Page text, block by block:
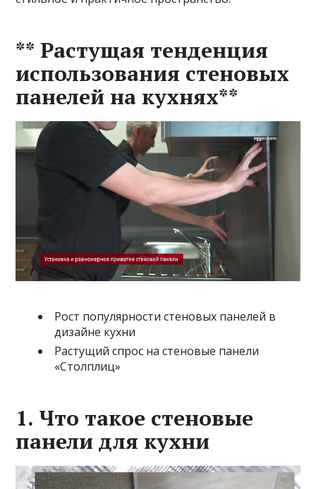
** Растущая тенденция
использования стеновых
панелей на кухнях**
Рост популярности стеновых панелей в
дизайне кухни
Растущий спрос на стеновые панели
«Столплиц»
1. Что такое стеновые
панели для кухни